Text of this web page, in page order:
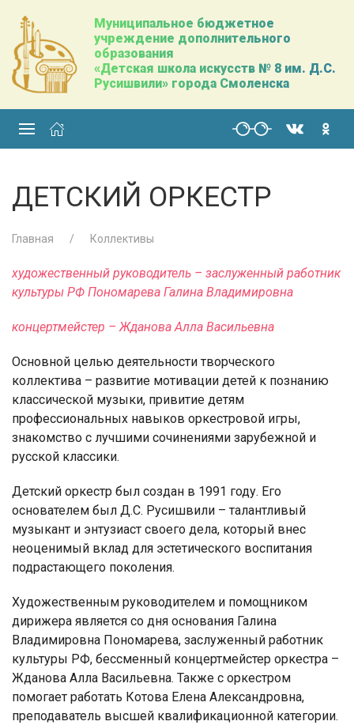
Муниципальное бюджетное
учреждение дополнительного
образования
«Детская школа искусств № 8 им. Д.С.
Русишвили» города Смоленска
ДЕТСКИЙ ОРКЕСТР
Главная Коллективы
художественный руководитель – заслуженный работник
культуры РФ Пономарева Галина Владимировна
концертмейстер – Жданова Алла Васильевна
Основной целью деятельности творческого
коллектива – развитие мотивации детей к познанию
классической музыки, привитие детям
профессиональных навыков оркестровой игры,
знакомство с лучшими сочинениями зарубежной и
русской классики.
Детский оркестр был создан в 1991 году. Его
основателем был Д.С. Русишвили – талантливый
музыкант и энтузиаст своего дела, который внес
неоценимый вклад для эстетического воспитания
подрастающего поколения.
Художественным руководителем и помощником
дирижера является со дня основания Галина
Владимировна Пономарева, заслуженный работник
культуры РФ, бессменный концертмейстер оркестра –
Жданова Алла Васильевна. Также с оркестром
помогает работать Котова Елена Александровна,
преподаватель высшей квалификационной категории.